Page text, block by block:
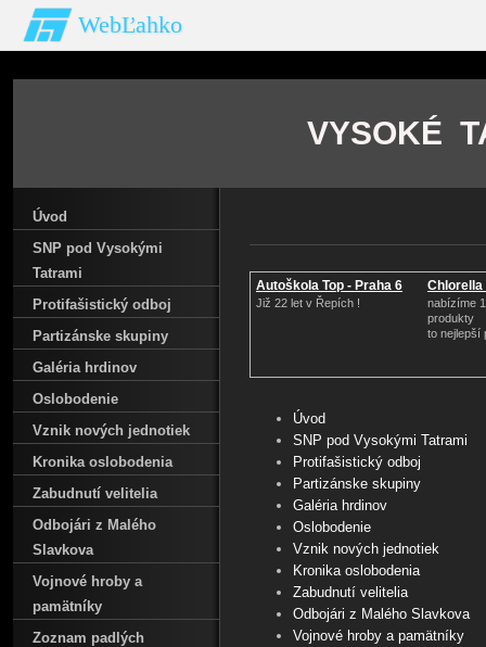
WebĽahko
VYSOKÉ
Autoškola Top - Praha 6
Již 22 let v Řepích !
nabízíme
produkty
to nejlepší
Úvod
SNP pod Vysokými Tatrami
Protifašistický odboj
Partizánske skupiny
Galéria hrdinov
Oslobodenie
Vznik nových jednotiek
Kronika oslobodenia
Zabudnutí velitelia
Odbojári z Malého Slavkova
Vojnové hroby a pamätníky
Úvod
SNP pod Vysokými
Tatrami
Protifašistický odboj
Partizánske skupiny
Galéria hrdinov
Oslobodenie
Vznik nových jednotiek
Kronika oslobodenia
Zabudnutí velitelia
Odbojári z Malého
Slavkova
Vojnové hroby a
pamätníky
Zoznam padlých